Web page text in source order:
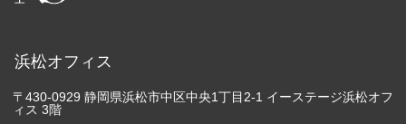
浜松オフィス
〒430-0929 静岡県浜松市中区中央1丁目2-1 イーステージ浜松オフ
ィス 3階